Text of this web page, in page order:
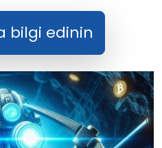
bilgi edinin